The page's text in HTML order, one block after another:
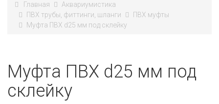
Главная
Аквариумистика
ПВХ трубы, фиттинги, шланги
ПВХ муфты
Муфта ПВХ d25 мм под склейку
Муфта ПВХ d25 мм под
склейку